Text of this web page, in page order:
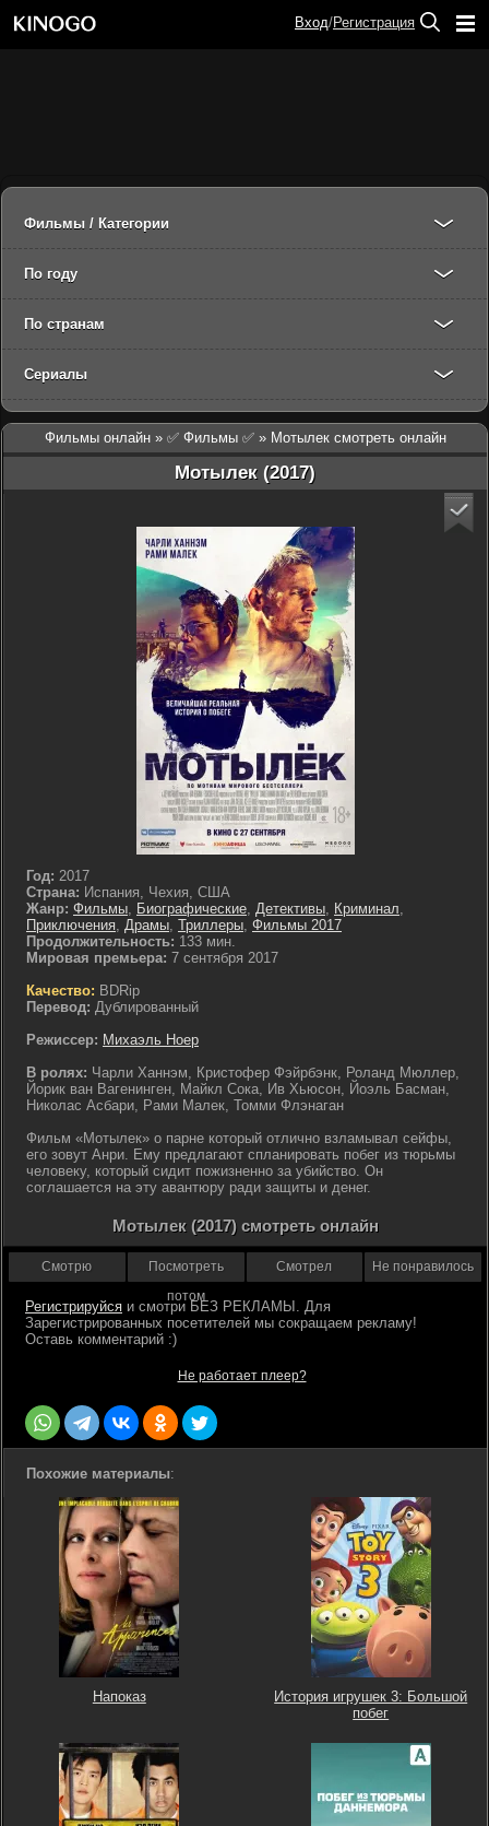
Фильмы / Категории
По году
По странам
Сериалы
Фильмы онлайн » ✅ Фильмы ✅ » Мотылек смотреть онлайн
Мотылек (2017)
Год: 2017
Страна: Испания, Чехия, США
Жанр: Фильмы, Биографические, Детективы, Криминал,
Приключения, Драмы, Триллеры, Фильмы 2017
Продолжительность: 133 мин.
Мировая премьера: 7 сентября 2017
Качество: BDRip
Перевод: Дублированный
Режиссер: Михаэль Ноер
В ролях: Чарли Ханнэм, Кристофер Фэйрбэнк, Роланд Мюллер,
Йорик ван Вагенинген, Майкл Сока, Ив Хьюсон, Йоэль Басман,
Николас Асбари, Рами Малек, Томми Флэнаган
Фильм «Мотылек» о парне который отлично взламывал сейфы,
его зовут Анри. Ему предлагают спланировать побег из тюрьмы
человеку, который сидит пожизненно за убийство. Он
соглашается на эту авантюру ради защиты и денег.
Мотылек (2017) смотреть онлайн
Смотрю
Посмотреть
потом
Смотрел Не понравилось
Регистрируйся
Не работает плеер?
Похожие материалы:
Напоказ
История игрушек 3: Большой
побег
Вход/Регистрация